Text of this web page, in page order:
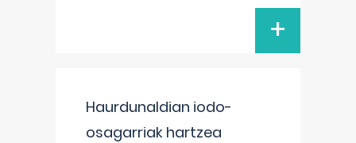
+
Haurdunaldian iodo-
osagarriak hartzea